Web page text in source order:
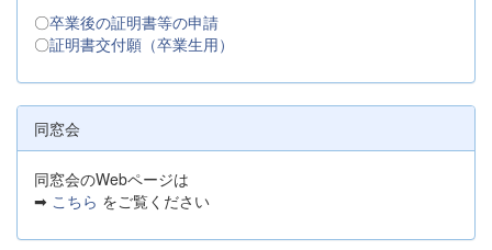
〇卒業後の証明書等の申請
〇証明書交付願（卒業生用）
同窓会
同窓会のWebページは
➡ こちら をご覧ください